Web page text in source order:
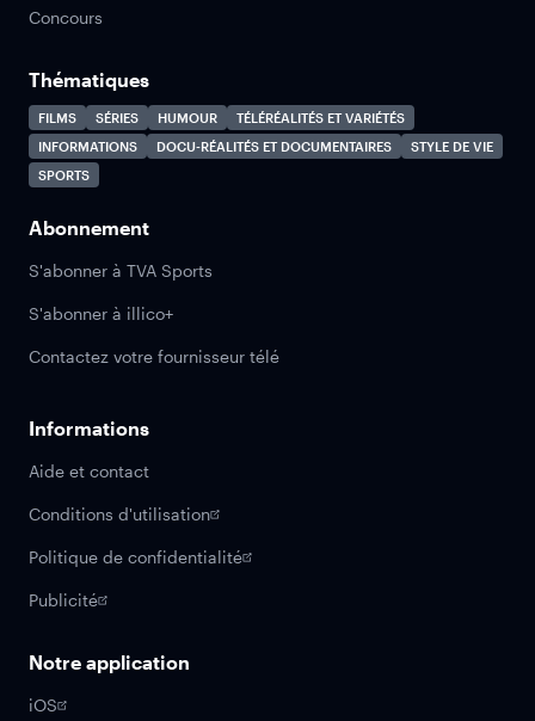
Concours
Thématiques
FILMS SÉRIES HUMOUR
TÉLÉRÉALITÉS ET VARIÉTÉS
INFORMATIONS
DOCU-RÉALITÉS ET DOCUMENTAIRES
STYLE DE VIE
SPORTS
Abonnement
S'abonner à TVA Sports
S'abonner à illico+
Contactez votre fournisseur télé
Informations
Aide et contact
Conditions d'utilisation
Politique de confidentialité
Publicité
Notre application
iOS